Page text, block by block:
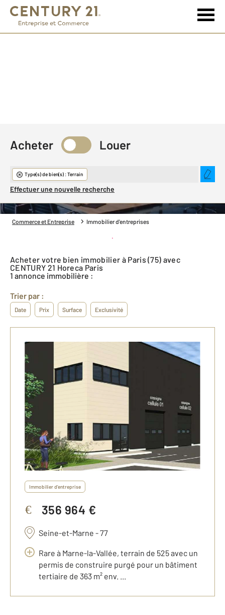
Immobilier d'entreprise
Acheter Louer
Type(s) de bien(s) : Terrain
Effectuer une nouvelle recherche
Commerce et Entreprise Immobilier d'entreprises
Créer une alerte
Acheter votre bien immobilier à Paris (75) avec
CENTURY 21 Horeca Paris
1 annonce immobilière :
Trier par :
Date Prix Surface Exclusivité
Immobilier d'entreprise
€ 356 964 €
Seine-et-Marne - 77
Rare à Marne-la-Vallée, terrain de 525 avec un
permis de construire purgé pour un bâtiment
tertiaire de 363 m² env. ...